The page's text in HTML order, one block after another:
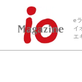
e
イ
エ